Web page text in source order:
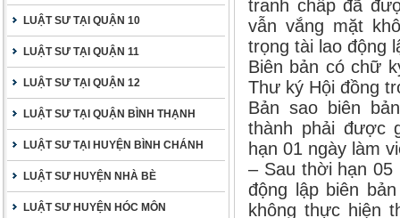
LUẬT SƯ TẠI QUẬN 10
LUẬT SƯ TẠI QUẬN 11
LUẬT SƯ TẠI QUẬN 12
LUẬT SƯ TẠI QUẬN BÌNH THẠNH
LUẬT SƯ TẠI HUYỆN BÌNH CHÁNH
LUẬT SƯ HUYỆN NHÀ BÈ
LUẬT SƯ HUYỆN HÓC MÔN
tranh chấp đã
vẫn vắng mặt
trọng tài lao động
Biên bản có chữ
Thư ký Hội đồng
Bản sao biên
thành phải được
hạn 01 ngày làm
– Sau thời hạn 05
động lập biên
không thực hiện